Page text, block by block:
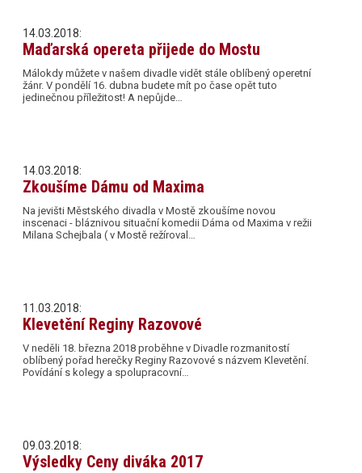
14.03.2018:
Maďarská opereta přijede do Mostu
Málokdy můžete v našem divadle vidět stále oblíbený operetní
žánr. V pondělí 16. dubna budete mít po čase opět tuto
jedinečnou příležitost! A nepůjde…
14.03.2018:
Zkoušíme Dámu od Maxima
Na jevišti Městského divadla v Mostě zkoušíme novou
inscenaci - bláznivou situační komedii Dáma od Maxima v režii
Milana Schejbala ( v Mostě režíroval…
11.03.2018:
Klevetění Reginy Razovové
V neděli 18. března 2018 proběhne v Divadle rozmanitostí
oblíbený pořad herečky Reginy Razovové s názvem Klevetění.
Povídání s kolegy a spolupracovní…
09.03.2018:
Výsledky Ceny diváka 2017